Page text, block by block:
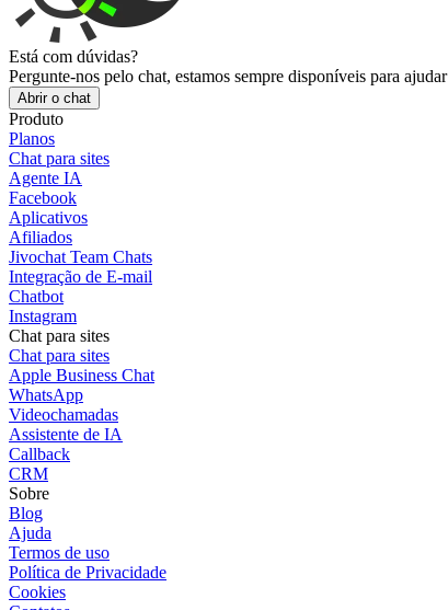
Está com dúvidas?
Pergunte-nos pelo chat, estamos sempre disponíveis para
Abrir o chat
Produto
Planos
Chat para sites
Agente IA
Facebook
Aplicativos
Afiliados
Jivochat Team Chats
Integração de E-mail
Chatbot
Instagram
Chat para sites
Chat para sites
Apple Business Chat
WhatsApp
Videochamadas
Assistente de IA
Callback
CRM
Sobre
Blog
Ajuda
Termos de uso
Política de Privacidade
Cookies